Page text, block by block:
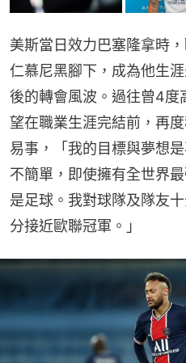
美斯當日效力巴塞隆拿時
仁慕尼黑腳下，成為他生
後的轉會風波。過往曾4度
望在職業生涯完結前，再
易事，「我的目標與夢想
不簡單，即使擁有全世界
是足球。我對球隊及隊友
分接近歐聯冠軍。」